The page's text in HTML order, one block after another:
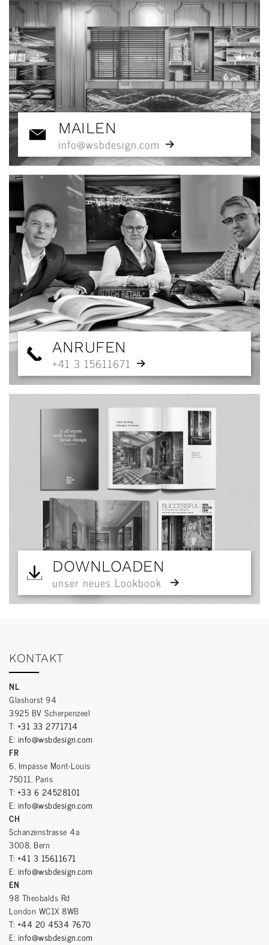
MAILEN
info@wsbdesign.com
ANRUFEN
+41 3 15611671
DOWNLOADEN
unser neues Lookbook
KONTAKT
NL
Glashorst 94
3925 BV Scherpenzeel
T: +31 33 2771714
E: info@wsbdesign.com
FR
6, Impasse Mont-Louis
75011, Paris
T: +33 6 24528101
E: info@wsbdesign.com
CH
Schanzenstrasse 4a
3008, Bern
T: +41 3 15611671
E: info@wsbdesign.com
EN
98 Theobalds Rd
London WC1X 8WB
T: +44 20 4534 7670
E: info@wsbdesign.com